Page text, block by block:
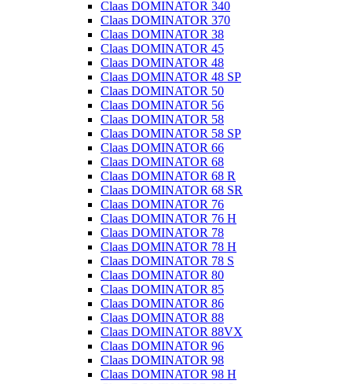
Claas DOMINATOR 340
Claas DOMINATOR 370
Claas DOMINATOR 38
Claas DOMINATOR 45
Claas DOMINATOR 48
Claas DOMINATOR 48 SP
Claas DOMINATOR 50
Claas DOMINATOR 56
Claas DOMINATOR 58
Claas DOMINATOR 58 SP
Claas DOMINATOR 66
Claas DOMINATOR 68
Claas DOMINATOR 68 R
Claas DOMINATOR 68 SR
Claas DOMINATOR 76
Claas DOMINATOR 76 H
Claas DOMINATOR 78
Claas DOMINATOR 78 H
Claas DOMINATOR 78 S
Claas DOMINATOR 80
Claas DOMINATOR 85
Claas DOMINATOR 86
Claas DOMINATOR 88
Claas DOMINATOR 88VX
Claas DOMINATOR 96
Claas DOMINATOR 98
Claas DOMINATOR 98 H